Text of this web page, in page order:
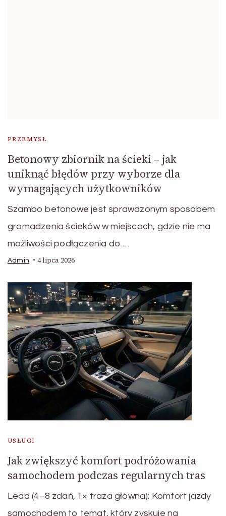
PRZEMYSŁ
Betonowy zbiornik na ścieki – jak
uniknąć błędów przy wyborze dla
wymagających użytkowników
Szambo betonowe jest sprawdzonym sposobem
gromadzenia ścieków w miejscach, gdzie nie ma
możliwości podłączenia do …
Admin 4 lipca 2026
USŁUGI
Jak zwiększyć komfort podróżowania
samochodem podczas regularnych tras
Lead (4–8 zdań, 1× fraza główna): Komfort jazdy
samochodem to temat, który zyskuje na